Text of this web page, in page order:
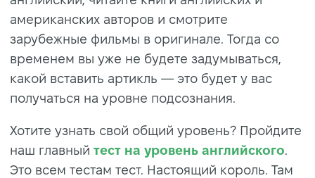
американских авторов и смотрите
зарубежные фильмы в оригинале. Тогда со
временем вы уже не будете задумываться,
какой вставить артикль — это будет у вас
получаться на уровне подсознания.
Хотите узнать свой общий уровень? Пройдите
наш главный тест на уровень английского.
Это всем тестам тест. Настоящий король. Там